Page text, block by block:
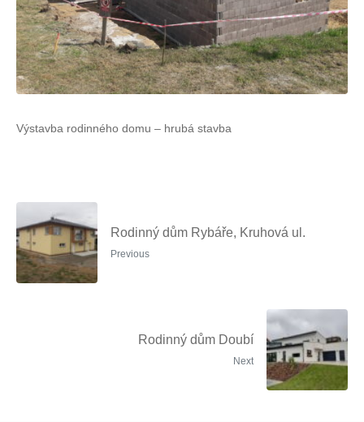
Výstavba rodinného domu – hrubá stavba
Rodinný dům Rybáře, Kruhová ul.
Previous
Rodinný dům Doubí
Next